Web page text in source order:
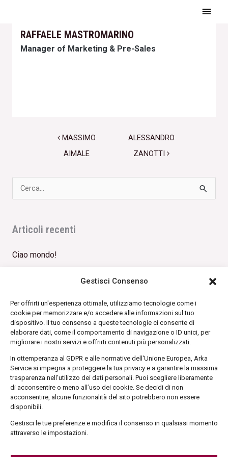
Gestisci Consenso
Per offrirti un'esperienza ottimale, utilizziamo tecnologie come i
cookie per memorizzare e/o accedere alle informazioni sul tuo
dispositivo. Il tuo consenso a queste tecnologie ci consente di
elaborare dati, come il comportamento di navigazione o ID unici, per
migliorare i nostri servizi e offrirti contenuti più personalizzati.
In ottemperanza al GDPR e alle normative dell'Unione Europea, Arka
Service si impegna a proteggere la tua privacy e a garantire la massima
trasparenza nell’utilizzo dei dati personali. Puoi scegliere liberamente
di acconsentire o meno all’uso dei cookie. Se decidi di non
acconsentire, alcune funzionalità del sito potrebbero non essere
disponibili.
Gestisci le tue preferenze e modifica il consenso in qualsiasi momento
attraverso le impostazioni.
contenutoRAFFAELE MASTROMARINO
Manager of Marketing & Pre-Sales
Post navigation
MASSIMO
AIMALE
ALESSANDRO
ZANOTTI
Cerca:
Articoli recenti
Ciao mondo!
Archivi
Febbraio 2022
Categorie
Senza categoria